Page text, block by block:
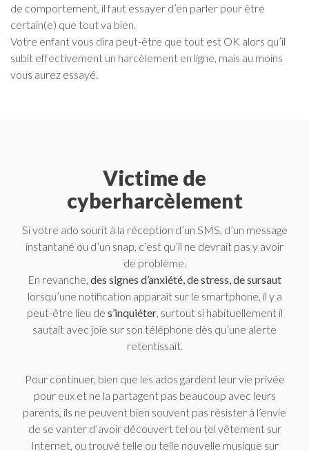
de comportement, il faut essayer d’en parler pour être
certain(e) que tout va bien.
Votre enfant vous dira peut-être que tout est OK alors qu’il
subit effectivement un harcèlement en ligne, mais au moins
vous aurez essayé.
Victime de
cyberharcèlement
Si votre ado sourit à la réception d’un SMS, d’un message
instantané ou d’un snap, c’est qu’il ne devrait pas y avoir
de problème.
En revanche, des signes d’anxiété, de stress, de sursaut
lorsqu’une notification apparaît sur le smartphone, il y a
peut-être lieu de s’inquiéter, surtout si habituellement il
sautait avec joie sur son téléphone dès qu’une alerte
retentissait.
Pour continuer, bien que les ados gardent leur vie privée
pour eux et ne la partagent pas beaucoup avec leurs
parents, ils ne peuvent bien souvent pas résister à l’envie
de se vanter d’avoir découvert tel ou tel vêtement sur
Internet, ou trouvé telle ou telle nouvelle musique sur